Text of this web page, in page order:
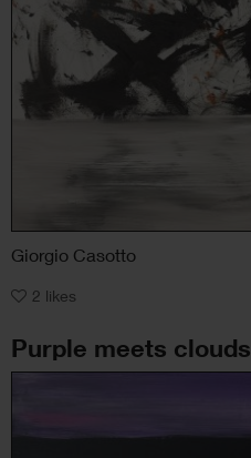
Giorgio Casotto
2 likes
Purple meets clouds